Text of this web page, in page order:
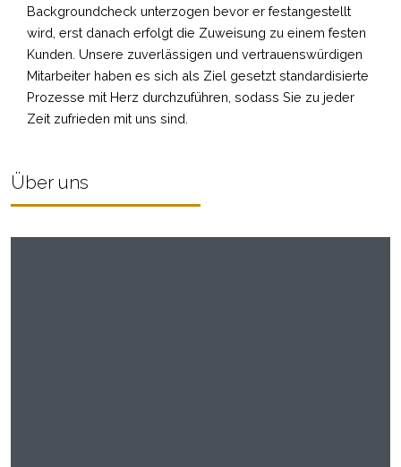
Backgroundcheck unterzogen bevor er festangestellt
wird, erst danach erfolgt die Zuweisung zu einem festen
Kunden. Unsere zuverlässigen und vertrauenswürdigen
Mitarbeiter haben es sich als Ziel gesetzt standardisierte
Prozesse mit Herz durchzuführen, sodass Sie zu jeder
Zeit zufrieden mit uns sind.
Über uns